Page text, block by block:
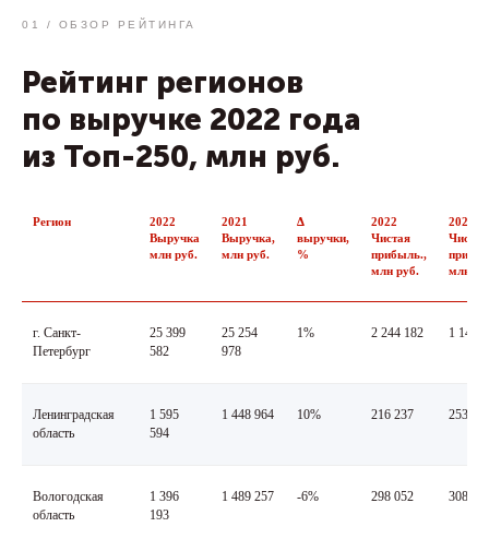
01 / ОБЗОР РЕЙТИНГА
Рейтинг регионов
по выручке 2022 года
из Топ-250, млн руб.
Регион
2022
Выручка
млн руб.
2021
Выручка,
млн руб.
Δ
выручки,
%
2022
Чистая
прибыль.,
млн руб.
2021
Чистая
млн
г. Санкт-
Петербург
25 399
582
25 254
978
1% 2 244 182 1 144
Ленинградская
область
1 595
594
1 448 964 10% 216 237 253
Вологодская
область
1 396
193
1 489 257 -6% 298 052 308